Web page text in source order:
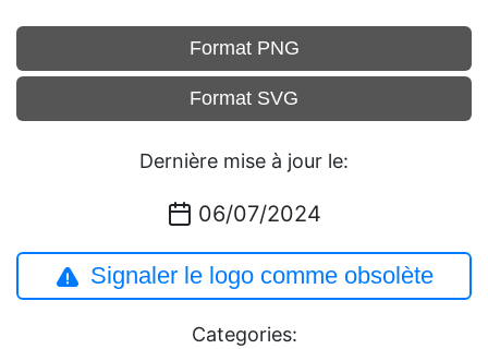
Format PNG
Format SVG
Dernière mise à jour le:
06/07/2024
Signaler le logo comme obsolète
Categories: